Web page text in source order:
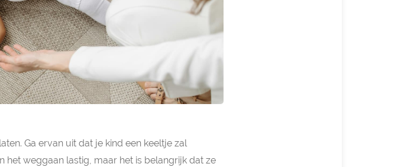
Ga ervan uit dat je kind een keeltje zal
het weggaan lastig, maar het is belangrijk dat ze